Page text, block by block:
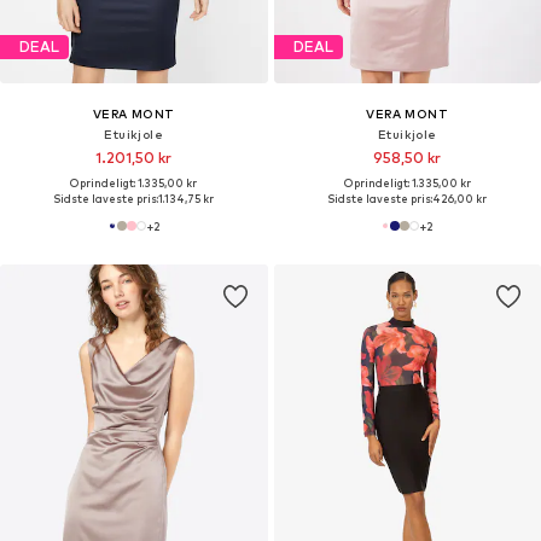
DEAL
VERA MONT
Etuikjole
1.201,50 kr
Oprindeligt: 1.335,00 kr
Sidste laveste pris:1.134,75 kr
+2
DEAL
VERA MONT
Etuikjole
958,50 kr
Oprindeligt: 1.335,00 kr
Sidste laveste pris:426,00 kr
+2